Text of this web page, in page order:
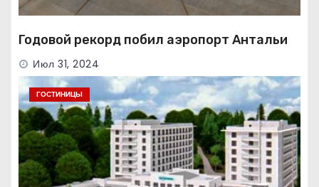
Годовой рекорд побил аэропорт Антальи
Июл 31, 2024
ГОСТИНИЦЫ